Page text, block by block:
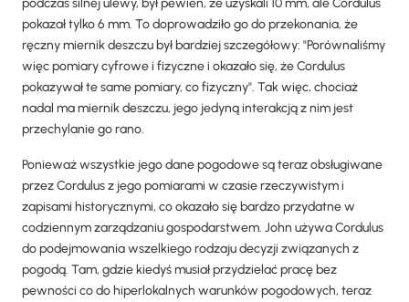
podczas silnej ulewy, był pewien, że uzyskali 10 mm, ale Cordulus
pokazał tylko 6 mm. To doprowadziło go do przekonania, że
ręczny miernik deszczu był bardziej szczegółowy: "Porównaliśmy
więc pomiary cyfrowe i fizyczne i okazało się, że Cordulus
pokazywał te same pomiary, co fizyczny". Tak więc, chociaż
nadal ma miernik deszczu, jego jedyną interakcją z nim jest
przechylanie go rano.
Ponieważ wszystkie jego dane pogodowe są teraz obsługiwane
przez Cordulus z jego pomiarami w czasie rzeczywistym i
zapisami historycznymi, co okazało się bardzo przydatne w
codziennym zarządzaniu gospodarstwem. John używa Cordulus
do podejmowania wszelkiego rodzaju decyzji związanych z
pogodą. Tam, gdzie kiedyś musiał przydzielać pracę bez
pewności co do hiperlokalnych warunków pogodowych, teraz